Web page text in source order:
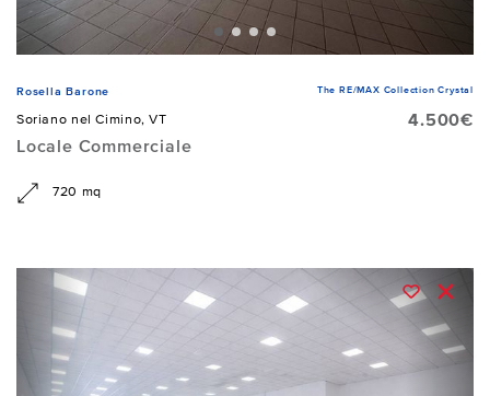
Rosella Barone The RE/MAX Collection Crystal
Soriano nel Cimino, VT
4.500€
Locale Commerciale
720 mq